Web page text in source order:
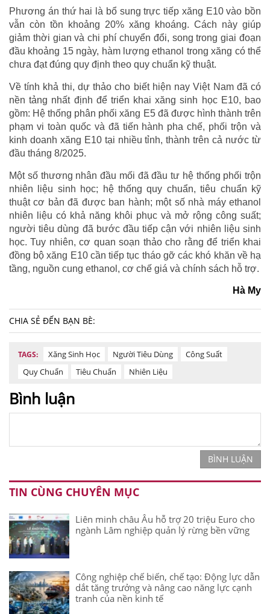
Phương án thứ hai là bổ sung trực tiếp xăng E10 vào bồn
vẫn còn tồn khoảng 20% xăng khoáng. Cách này giúp
giảm thời gian và chi phí chuyển đổi, song trong giai đoạn
đầu khoảng 15 ngày, hàm lượng ethanol trong xăng có thể
chưa đạt đúng quy định theo quy chuẩn kỹ thuật.
Về tính khả thi, dự thảo cho biết hiện nay Việt Nam đã có
nền tảng nhất định để triển khai xăng sinh học E10, bao
gồm: Hệ thống phân phối xăng E5 đã được hình thành trên
phạm vi toàn quốc và đã tiến hành pha chế, phối trộn và
kinh doanh xăng E10 tại nhiều tỉnh, thành trên cả nước từ
đầu tháng 8/2025.
Một số thương nhân đầu mối đã đầu tư hệ thống phối trộn
nhiên liệu sinh học; hệ thống quy chuẩn, tiêu chuẩn kỹ
thuật cơ bản đã được ban hành; một số nhà máy ethanol
nhiên liệu có khả năng khôi phục và mở rộng công suất;
người tiêu dùng đã bước đầu tiếp cận với nhiên liệu sinh
học. Tuy nhiên, cơ quan soạn thảo cho rằng để triển khai
đồng bộ xăng E10 cần tiếp tục tháo gỡ các khó khăn về hạ
tầng, nguồn cung ethanol, cơ chế giá và chính sách hỗ trợ.
Hà My
CHIA SẺ ĐẾN BẠN BÈ:
TAGS: Xăng Sinh Học Người Tiêu Dùng
Công Suất
Quy Chuẩn
Tiêu Chuẩn Nhiên Liệu
Bình luận
BÌNH LUẬN
TIN CÙNG CHUYÊN MỤC
Liên minh châu Âu hỗ trợ 20 triệu Euro cho
ngành Lâm nghiệp quản lý rừng bền vững
Công nghiệp chế biến, chế tạo: Động lực dẫn
dắt tăng trưởng và nâng cao năng lực cạnh
tranh của nền kinh tế